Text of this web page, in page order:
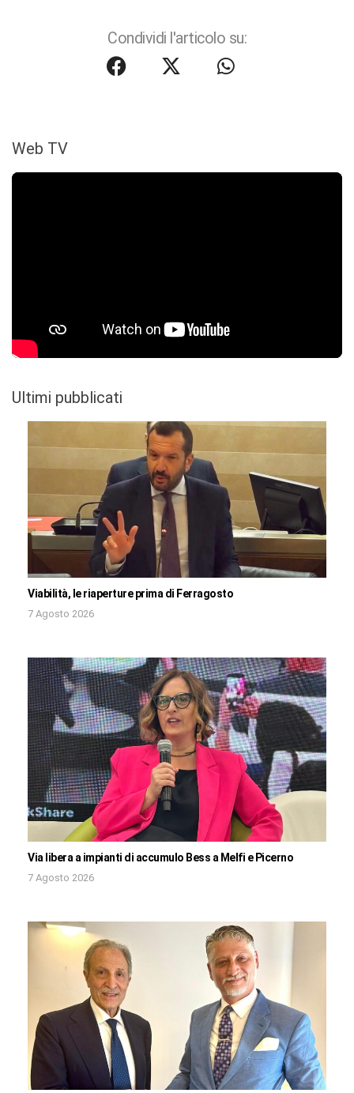
Condividi l'articolo su:
Web TV
Ultimi pubblicati
Viabilità, le riaperture prima di Ferragosto
7 Agosto 2026
Via libera a impianti di accumulo Bess a Melfi e Picerno
7 Agosto 2026